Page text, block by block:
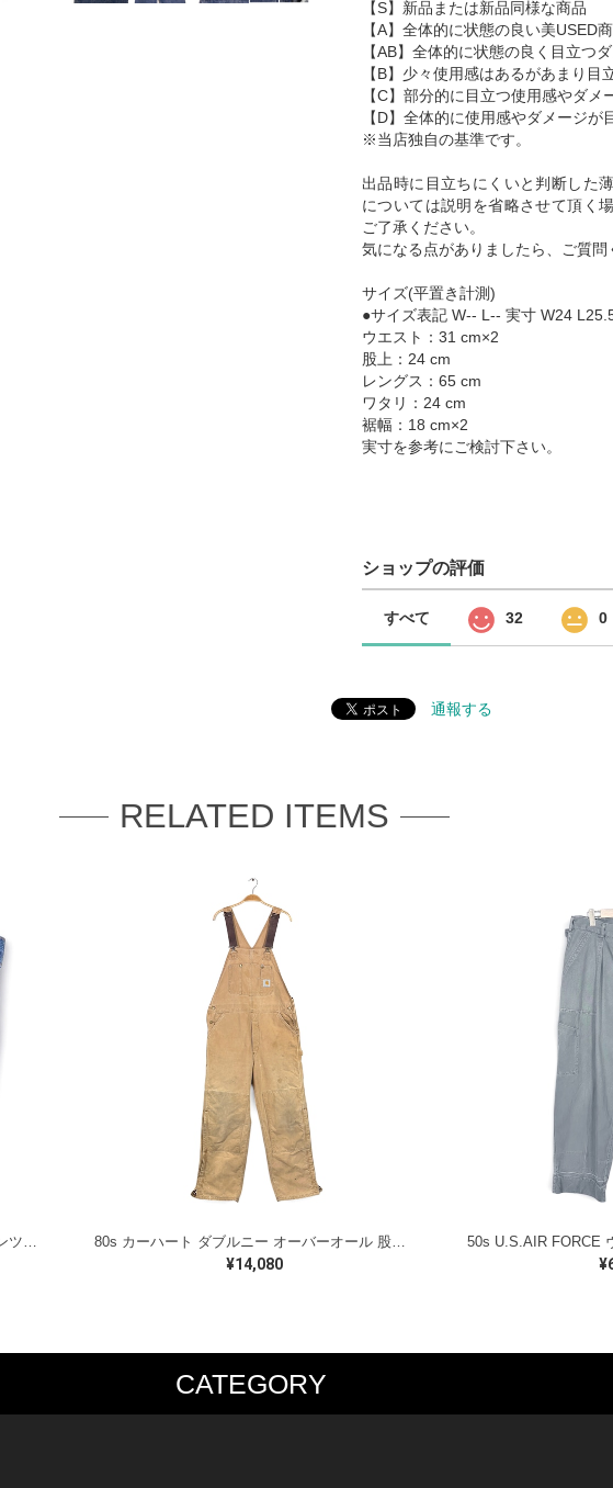
【S】新品または新品同様な商品
【A】全体的に状態の良い美USED
【AB】全体的に状態の良く目立つ
【B】少々使用感はあるがあまり目
【C】部分的に目立つ使用感やダメ
【D】全体的に使用感やダメージが
※当店独自の基準です。
出品時に目立ちにくいと判断した
については説明を省略させて頂く
ご了承ください。
気になる点がありましたら、ご質問
サイズ(平置き計測)
●サイズ表記 W-- L-- 実寸 W24
ウエスト：31 cm×2
股上：24 cm
レングス：65 cm
ワタリ：24 cm
裾幅：18 cm×2
実寸を参考にご検討下さい。
ショップの評価
すべて 32 0
通報する
RELATED ITEMS
80s リーバイス 646 ヴィンテージデニムパンツ ヴィンテージジーンズ フレア 色残り有り オレンジタブ Levis 大きいサイズ W32 古着 EA0342 80s カーハート ダブルニー オーバーオール 股リベット ブラウンダック 内腰下キルティングライナー CARHARTT W36相当 古着 EC0027
¥14,080
CATEGORY
JACKET BOTTOMS SHOES